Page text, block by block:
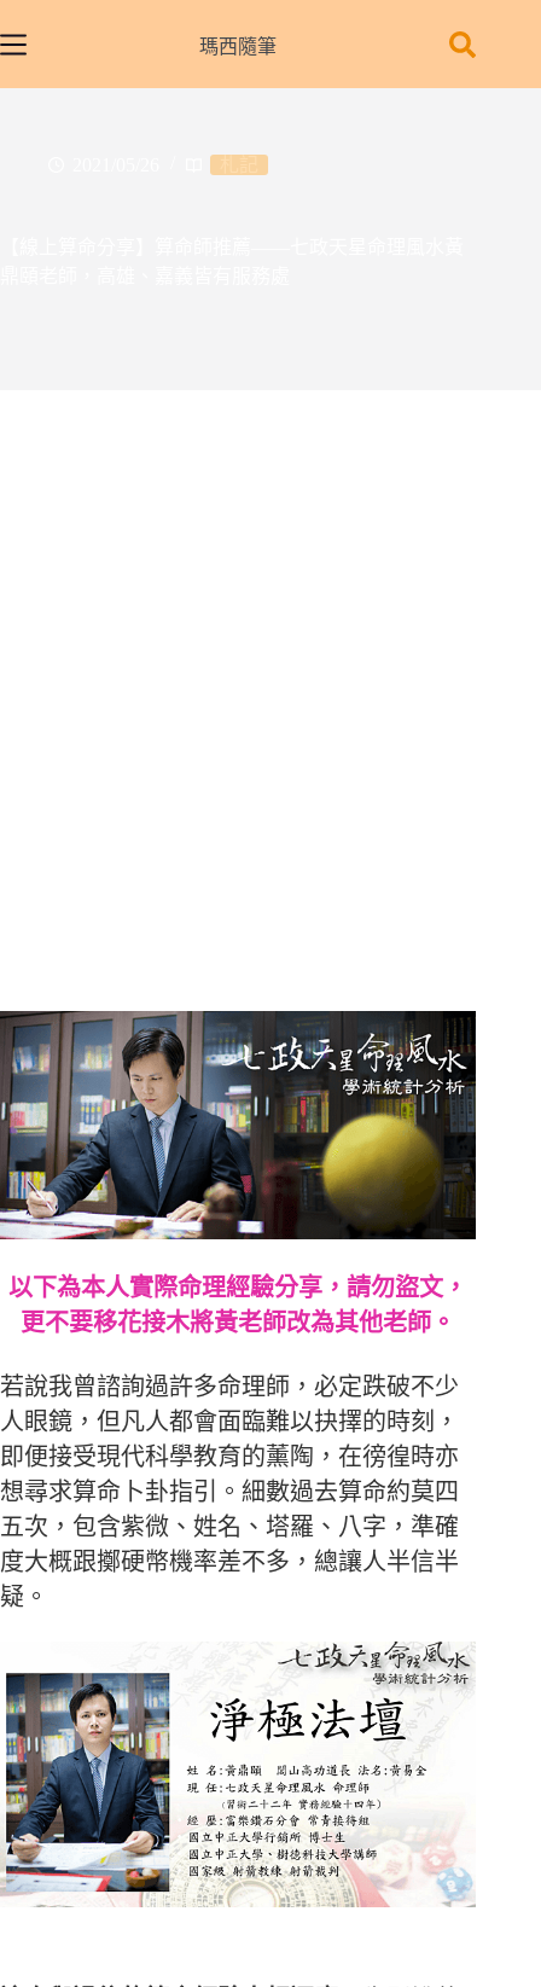
至
瑪西隨筆
以下為本人實際命理經驗分享，請勿盜文，
更不要移花接木將黃老師改為其他老師。
若說我曾諮詢過許多命理師，必定跌破不少
人眼鏡，但凡人都會面臨難以抉擇的時刻，
即便接受現代科學教育的薰陶，在徬徨時亦
想尋求算命卜卦指引。細數過去算命約莫四
五次，包含紫微、姓名、塔羅、八字，準確
度大概跟擲硬幣機率差不多，總讓人半信半
疑。